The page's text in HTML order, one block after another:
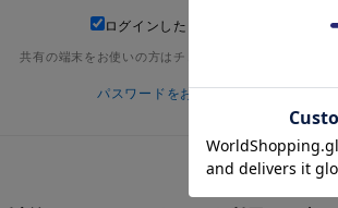
ログインしたままにする
共有の端末をお使いの方はチェックを外してください
パスワードをお忘れの方